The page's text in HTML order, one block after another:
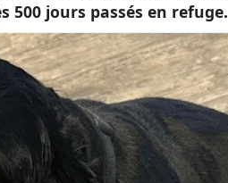
500 jours passés en refuge.